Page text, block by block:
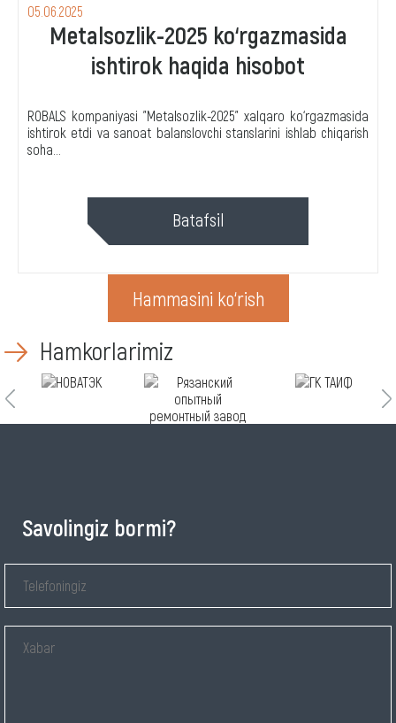
05.06.2025
Metalsozlik-2025 ko‘rgazmasida
ishtirok haqida hisobot
ROBALS kompaniyasi "Metalsozlik-2025" xalqaro ko‘rgazmasida
ishtirok etdi va sanoat balanslovchi stanslarini ishlab chiqarish
soha...
Batafsil
Hammasini ko‘rish
Hamkorlarimiz
Savolingiz bormi?